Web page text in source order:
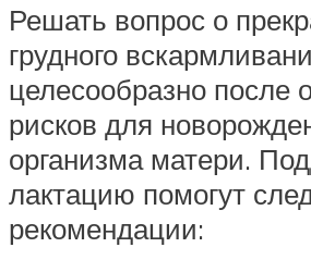
Решать вопрос о
грудного
целесообразно после
рисков для
организма матери.
лактацию помогут
рекомендации: